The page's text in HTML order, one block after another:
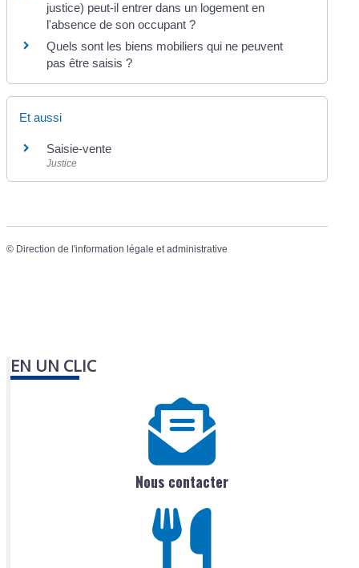
justice) peut-il entrer dans un logement en
l'absence de son occupant ?
Quels sont les biens mobiliers qui ne peuvent
pas être saisis ?
Et aussi
Saisie-vente
Justice
© Direction de l'information légale et administrative
EN UN CLIC
Nous contacter